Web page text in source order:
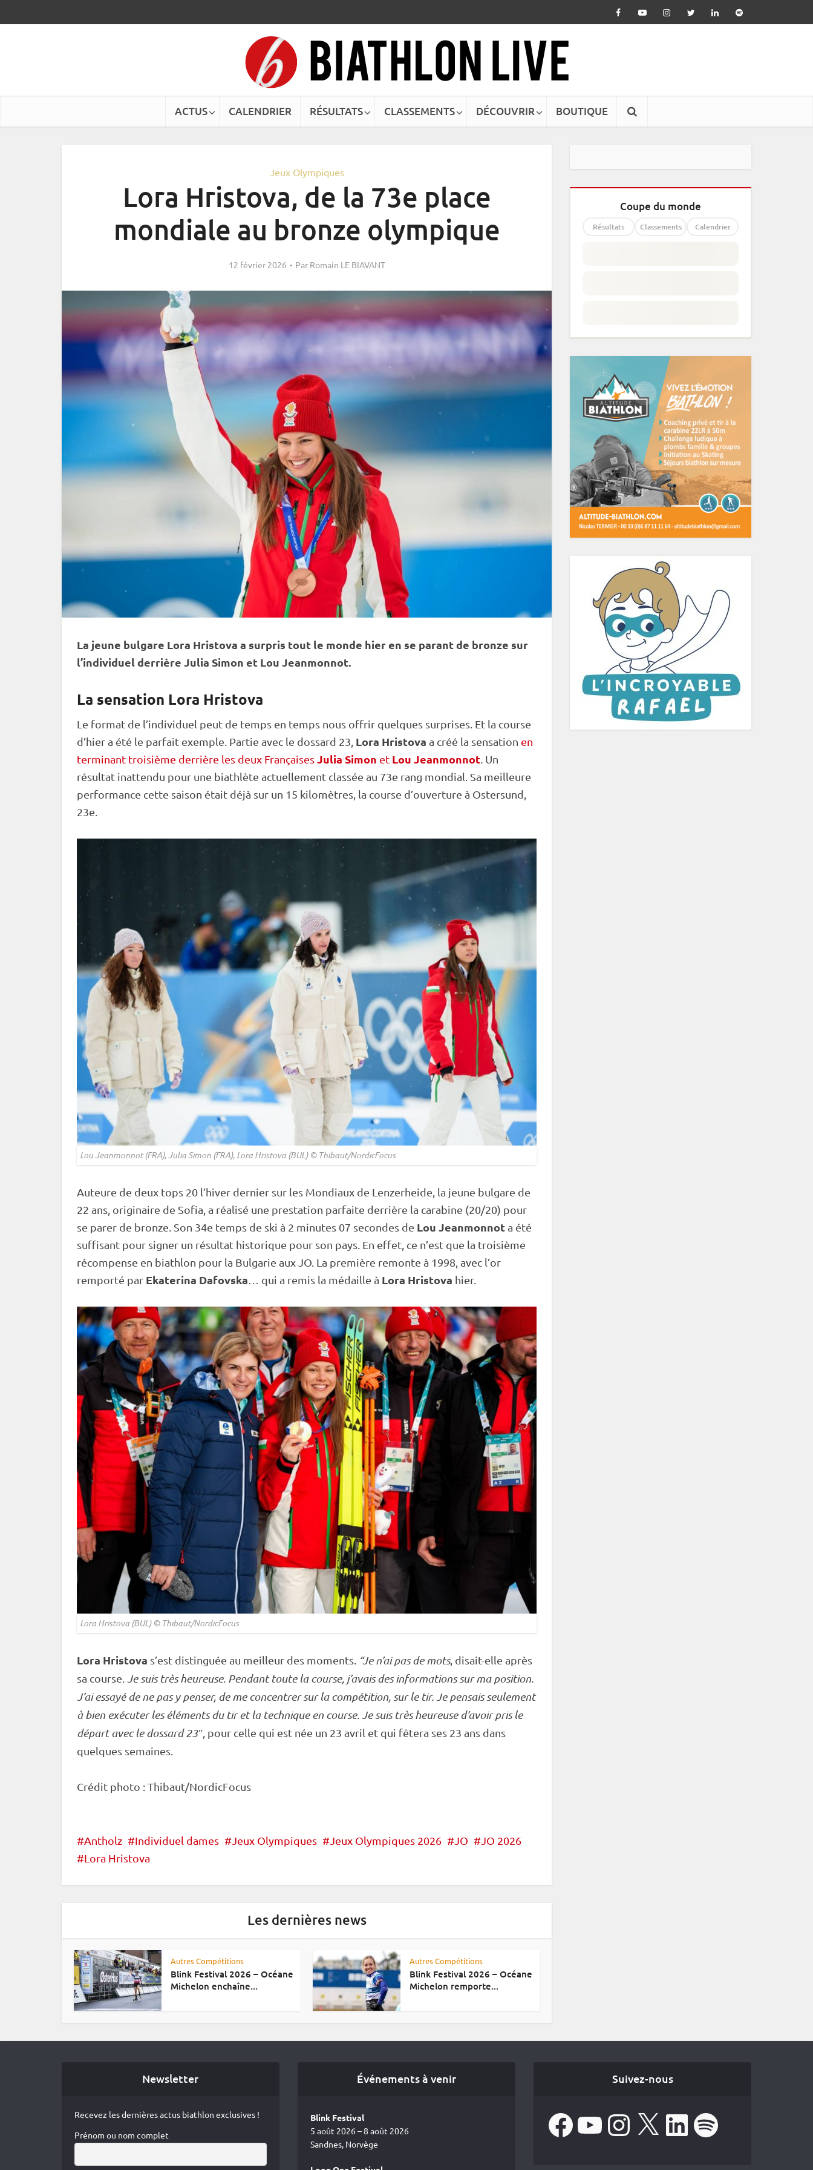
ACTUS CALENDRIER RÉSULTATS CLASSEMENTS DÉCOUVRIR BOUTIQUE
Jeux Olympiques
Lora Hristova, de la 73e place
mondiale au bronze olympique
12 février 2026 Par Romain LE BIAVANT
La jeune bulgare Lora Hristova a surpris tout le monde hier en se parant de bronze sur
l’individuelderrière Julia Simon et Lou Jeanmonnot.
La sensation Lora Hristova
Le format de l’individuel peut de temps en temps nous offrir quelques surprises. Et la course
d’hier a été le parfait exemple. Partie avec le dossard 23, Lora Hristova a créé la sensation en
terminant troisième derrière les deux FrançaisesJulia Simon et Lou Jeanmonnot . Un
résultat inattendu pour une biathlète actuellement classée au 73e rang mondial. Sa meilleure
performance cette saison était déjà sur un 15 kilomètres, la course d’ouverture à Ostersund
23e.
Lou Jeanmonnot (FRA), Julia Simon (FRA), Lora Hristova (BUL) © Thibaut/NordicFocus
Auteure de deux tops 20 l’hiver dernier sur les Mondiaux de Lenzerheide, la jeune bulgare de
22 ans, originaire de Sofia, a réalisé une prestation parfaite derrière la carabine (20/20) pour
se parer de bronze. Son 34e temps de ski à 2 minutes 07 secondes de Lou Jeanmonnota été
suffisant pour signer un résultat historique pour son pays. En effet, ce n’est que la troisième
récompense en biathlon pour la Bulgarie aux JO. La première remonte à 1998, avec l’or
remporté par Ekaterina Dafovska … qui a remis la médaille à Lora Hristova hier.
Lora Hristova (BUL) © Thibaut/NordicFocus
Lora Hristova s’est distinguée au meilleur des moments. “Je n’ai pas de mots, disait-elle après
sa course. Je suis très heureuse. Pendant toute la course, j’avais des informations sur ma position.
J’ai essayé de ne pas y penser, de me concentrer sur la compétition, sur le tir. Je pensais seulement
à bien exécuter les éléments du tir et la technique en course. Je suis très heureuse d’avoir pris le
départ avec le dossard 23″ , pour celle qui est née un 23 avril et qui fêtera ses 23 ans dans
quelques semaines.
Crédit photo : Thibaut/NordicFocus
Antholz Individuel dames Jeux Olympiques Jeux Olympiques 2026 JO
JO 2026
Lora Hristova
Les dernières news
Autres Compétitions
Blink Festival 2026 – Océane
Michelon enchaîne...
Autres Compétitions
Blink Festival 2026 – Océane
Michelon remporte...
Coupe du monde
Résultats Classements Calendrier
Newsletter
Recevez les dernières actus biathlon exclusives !
Prénom ou nom complet
Événements à venir
Blink Festival
5 août 2026 – 8 août 2026
Sandnes, Norvège
Suivez-nous
FacebookYouTube Instagram
X LinkedIn Spotify